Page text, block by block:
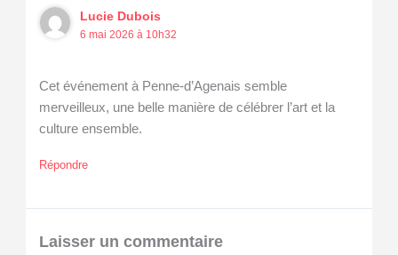
Lucie Dubois
6 mai 2026 à 10h32
Cet événement à Penne-d’Agenais semble
merveilleux, une belle manière de célébrer l’art et la
culture ensemble.
Répondre
Laisser un commentaire